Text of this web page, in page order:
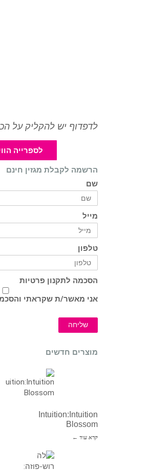
לדפדוף יש להקליק על
לספרייה
הרשמה לקבלת מגזין חינם
שם
מייל
טלפון
הסכמה לתקנון פרטיות
אני מאשר/ת שקראתי
שליחה
מוצרים חדשים
Intuition:Intuition
Blossom
קרא עוד ←